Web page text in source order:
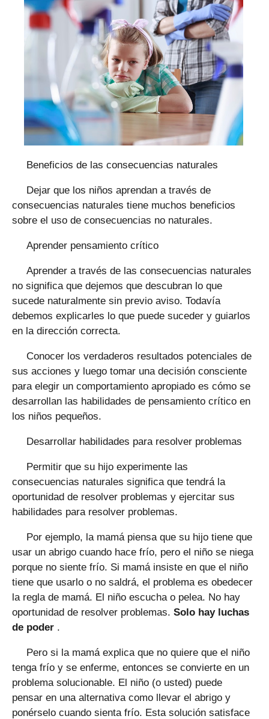
Beneficios de las consecuencias naturales
Dejar que los niños aprendan a través de
consecuencias naturales tiene muchos beneficios
sobre el uso de consecuencias no naturales.
Aprender pensamiento crítico
Aprender a través de las consecuencias naturales
no significa que dejemos que descubran lo que
sucede naturalmente sin previo aviso. Todavía
debemos explicarles lo que puede suceder y guiarlos
en la dirección correcta.
Conocer los verdaderos resultados potenciales de
sus acciones y luego tomar una decisión consciente
para elegir un comportamiento apropiado es cómo se
desarrollan las habilidades de pensamiento crítico en
los niños pequeños.
Desarrollar habilidades para resolver problemas
Permitir que su hijo experimente las
consecuencias naturales significa que tendrá la
oportunidad de resolver problemas y ejercitar sus
habilidades para resolver problemas.
Por ejemplo, la mamá piensa que su hijo tiene que
usar un abrigo cuando hace frío, pero el niño se niega
porque no siente frío. Si mamá insiste en que el niño
tiene que usarlo o no saldrá, el problema es obedecer
la regla de mamá. El niño escucha o pelea. No hay
oportunidad de resolver problemas. Solo hay luchas
de poder .
Pero si la mamá explica que no quiere que el niño
tenga frío y se enferme, entonces se convierte en un
problema solucionable. El niño (o usted) puede
pensar en una alternativa como llevar el abrigo y
ponérselo cuando sienta frío. Esta solución satisface